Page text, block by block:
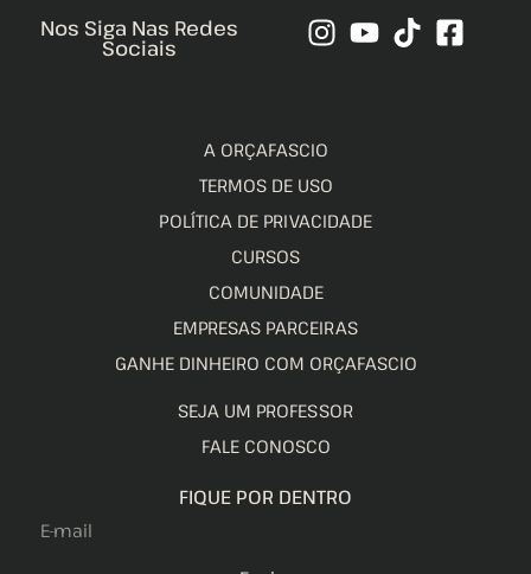
Nos Siga Nas Redes
Sociais
A ORÇAFASCIO
TERMOS DE USO
POLÍTICA DE PRIVACIDADE
CURSOS
COMUNIDADE
EMPRESAS PARCEIRAS
GANHE DINHEIRO COM ORÇAFASCIO
SEJA UM PROFESSOR
FALE CONOSCO
FIQUE POR DENTRO